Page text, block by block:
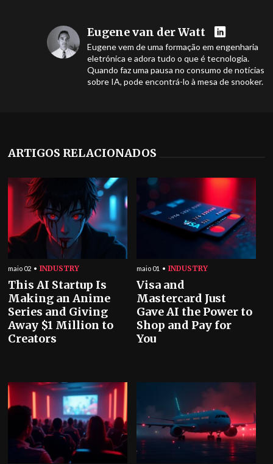
Eugene van der Watt
Eugene vem de uma formação em engenharia
eletrónica e adora tudo o que é tecnologia.
Quando faz uma pausa no consumo de notícias
sobre IA, pode encontrá-lo à mesa de snooker.
ARTIGOS RELACIONADOS
maio 02 INDUSTRY
This AI Startup Is
Making an Anime
Series and Giving
Away $1 Million to
Creators
maio 01 INDUSTRY
Visa and
Mastercard Just
Gave AI the Power to
Shop and Pay for
You